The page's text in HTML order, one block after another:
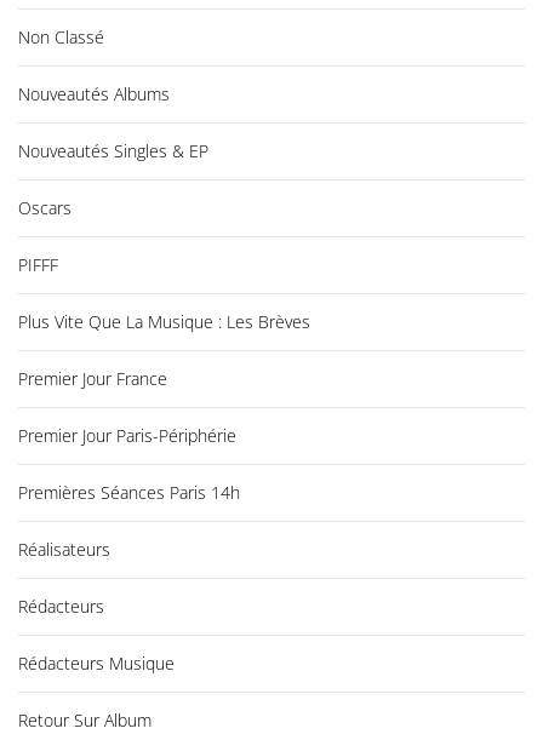
Non Classé
Nouveautés Albums
Nouveautés Singles & EP
Oscars
PIFFF
Plus Vite Que La Musique : Les Brèves
Premier Jour France
Premier Jour Paris-Périphérie
Premières Séances Paris 14h
Réalisateurs
Rédacteurs
Rédacteurs Musique
Retour Sur Album